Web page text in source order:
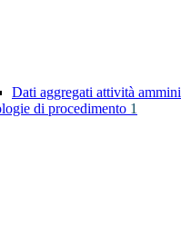
Dati aggregati attività
di procedimento 1